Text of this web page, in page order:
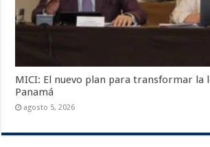
MICI: El nuevo plan para transformar la
Panamá
agosto 5, 2026